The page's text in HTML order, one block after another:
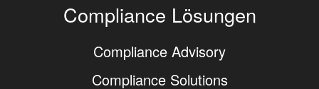
Compliance Lösungen
Compliance Advisory
Compliance Solutions